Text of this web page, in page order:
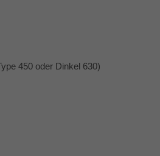
Thermomix® TM6.
Chef.
450 oder Dinkel 630)